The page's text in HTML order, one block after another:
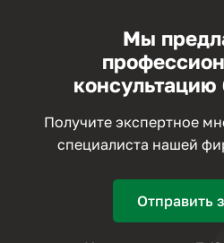
Мы
консультацию
Получите экспертное
специалиста нашей
Отправить